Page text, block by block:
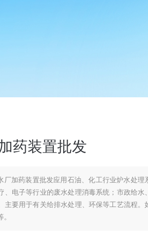
药装置批发
厂加药装置批发应用石油、化工行业炉水处
、电子等行业的废水处理消毒系统；市政给水
主要用于有关给排水处理、环保等工艺流程。